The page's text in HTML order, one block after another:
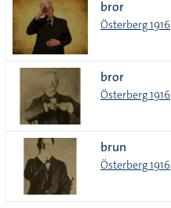
bror
Österberg 1916
bror
Österberg 1916
brun
Österberg 1916